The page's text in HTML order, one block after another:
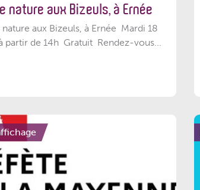
nature aux Bizeuls, à Ernée
nature aux Bizeuls, à Ernée Mardi 18
partir de 14h Gratuit Rendez-vous...